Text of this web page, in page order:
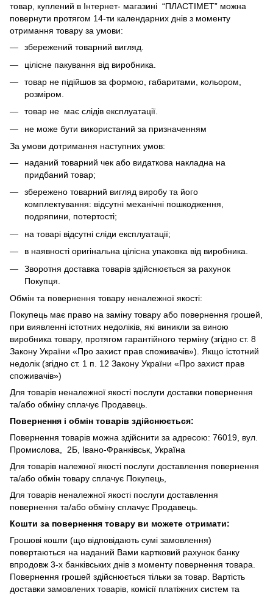
товар, куплений в Інтернет- магазині “ПЛАСТІМЕТ” можна
повернути протягом 14-ти календарних днів з моменту
отримання товару за умови:
збережений товарний вигляд.
цілісне пакування від виробника.
товар не підійшов за формою, габаритами, кольором,
розміром.
товар не має слідів експлуатації.
не може бути використаний за призначенням
За умови дотримання наступних умов:
наданий товарний чек або видаткова накладна на
придбаний товар;
збережено товарний вигляд виробу та його
комплектування: відсутні механічні пошкодження,
подряпини, потертості;
на товарі відсутні сліди експлуатації;
в наявності оригінальна цілісна упаковка від виробника.
Зворотня доставка товарів здійснюється за рахунок
Покупця.
Обмін та повернення товару неналежної якості:
Покупець має право на заміну товару або повернення грошей,
при виявленні істотних недоліків, які виникли за виною
виробника товару, протягом гарантійного терміну (згідно ст. 8
Закону України «Про захист прав споживачів»). Якщо істотний
недолік (згідно ст. 1 п. 12 Закону України «Про захист прав
споживачів»)
Для товарів неналежної якості послуги доставки повернення
та/або обміну сплачує Продавець.
Повернення і обмін товарів здійснюється:
Повернення товарів можна здійснити за адресою: 76019, вул.
Промислова, 2Б, Івано-Франківськ, Україна
Для товарів належної якості послуги доставлення повернення
та/або обмін товару сплачує Покупець,
Для товарів неналежної якості послуги доставлення
повернення та/або обміну сплачує Продавець.
Кошти за повернення товару ви можете отримати:
Грошові кошти (що відповідають сумі замовлення)
повертаються на наданий Вами картковий рахунок банку
впродовж 3-х банківських днів з моменту повернення товара.
Повернення грошей здійснюється тільки за товар. Вартість
доставки замовлених товарів, комісії платіжних систем та